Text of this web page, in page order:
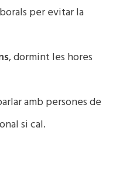
per evitar la
, dormint les hores
amb persones de
si cal.